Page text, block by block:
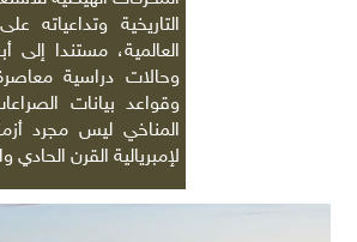
التاريخية وتداعياته على
العالمية، مستندا إلى أبحاث
وحالات دراسية معاصرة ووثائق
وقواعد بيانات الصراعات، ليؤكد
المناخي ليس مجرد أزمة بيئية،
لإمبريالية القرن الحادي والعشرين.